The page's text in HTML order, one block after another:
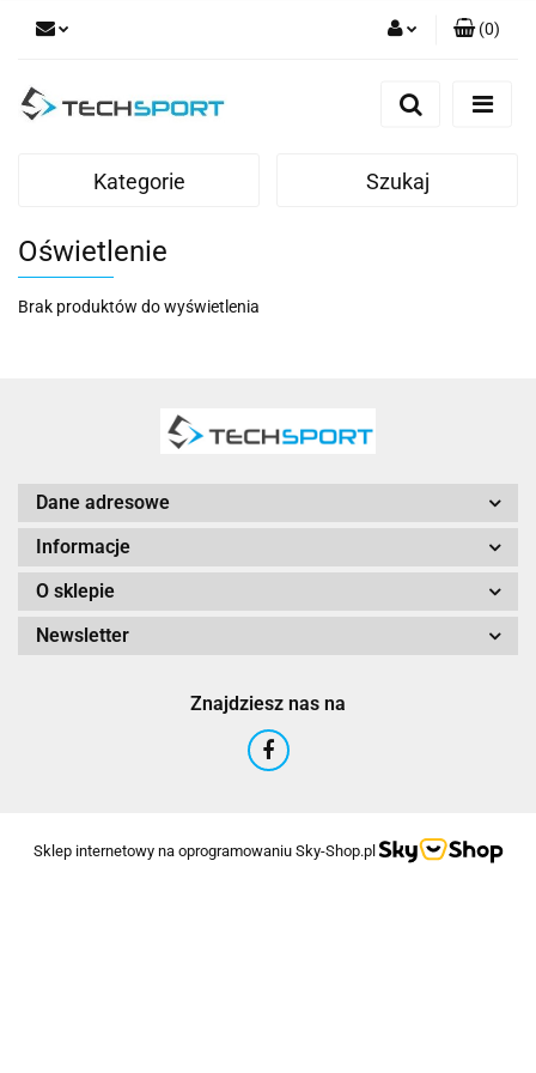
Zaloguj się
(0)
Kategorie Szukaj
Oświetlenie
Brak produktów do wyświetlenia
Dane adresowe
Informacje
O sklepie
Newsletter
Znajdziesz nas na
Sklep internetowy na oprogramowaniu Sky-Shop.pl